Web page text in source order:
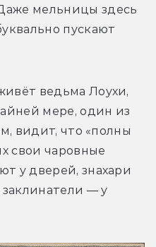
мельницы здесь
пускают
ведьма Лоухи,
мере, один из
видит, что «полны
свои чаровные
у дверей, знахари
заклинатели — у